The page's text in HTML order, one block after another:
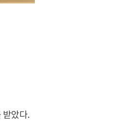
받았다.